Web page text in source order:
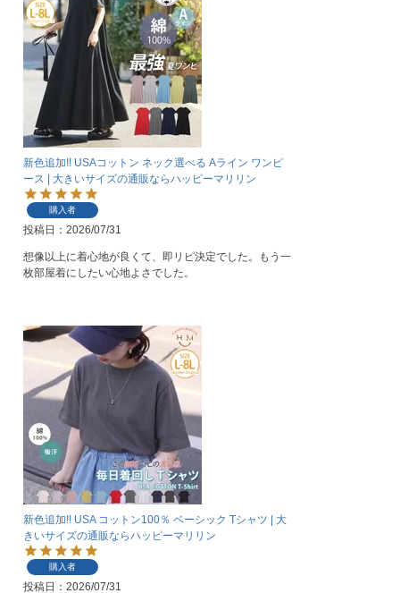
新色追加!! USAコットン ネック選べる Aライン ワンピ
ース | 大きいサイズの通販ならハッピーマリリン
購入者
投稿日 2026/07/31
想像以上に着心地が良くて、即リピ決定でした。もう一
枚部屋着にしたい心地よさでした。
新色追加!! USA コットン100％ ベーシック Tシャツ | 大
きいサイズの通販ならハッピーマリリン
購入者
投稿日 2026/07/31